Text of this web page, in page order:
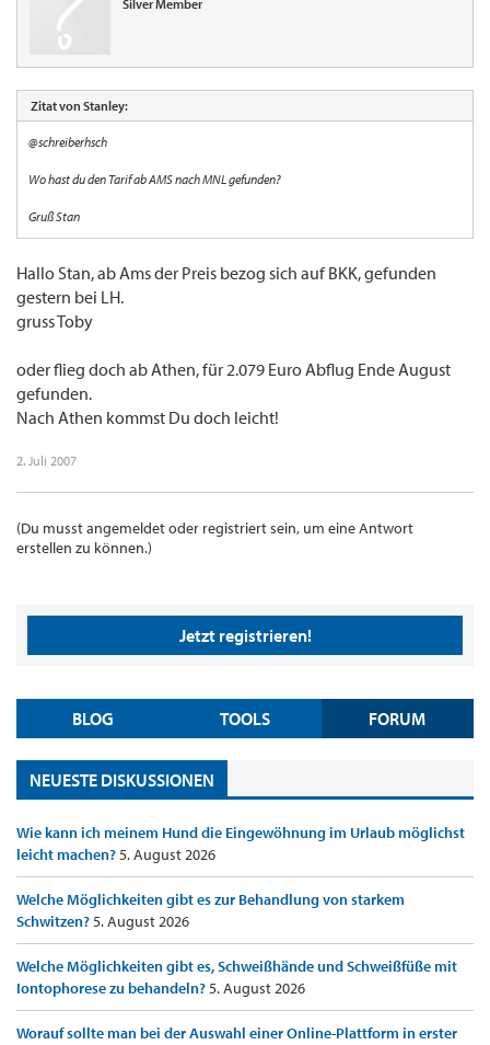
Silver Member
Zitat von Stanley:
@schreiberhsch
Wo hast du den Tarif ab AMS nach MNL gefunden?
Gruß Stan
Hallo Stan, ab Ams der Preis bezog sich auf BKK, gefunden
gestern bei LH.
gruss Toby
oder flieg doch ab Athen, für 2.079 Euro Abflug Ende August
gefunden.
Nach Athen kommst Du doch leicht!
2. Juli 2007
(Du musst angemeldet oder registriert sein, um eine Antwort
erstellen zu können.)
Jetzt registrieren!
BLOG TOOLS FORUM
NEUESTE DISKUSSIONEN
Wie kann ich meinem Hund die Eingewöhnung im Urlaub möglichst
leicht machen?5. August 2026
Welche Möglichkeiten gibt es zur Behandlung von starkem
Schwitzen?5. August 2026
Welche Möglichkeiten gibt es, Schweißhände und Schweißfüße mit
Iontophorese zu behandeln?5. August 2026
Worauf sollte man bei der Auswahl einer Online-Plattform in erster